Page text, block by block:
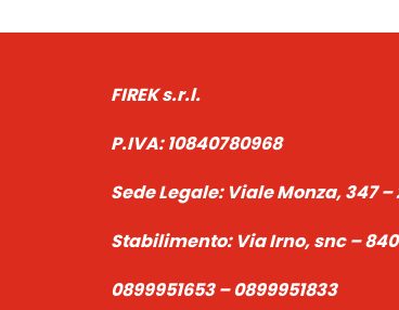
FIREK s.r.l.
P.IVA:10840780968
Sede Legale:Viale Monza, 347 –
Stabilimento:Via Irno, snc –
0899951653 – 0899951833